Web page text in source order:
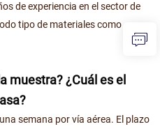
de experiencia en el sector de
tipo de materiales como
muestra? ¿Cuál es el
semana por vía aérea. El plazo